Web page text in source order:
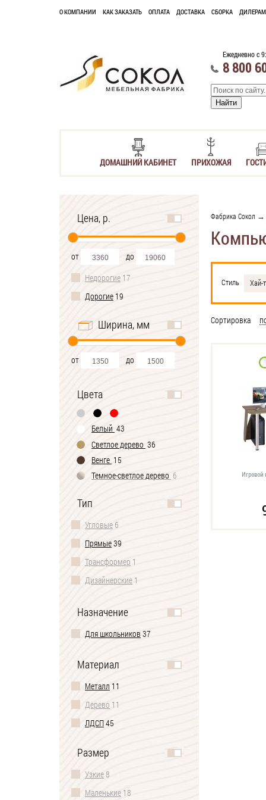
О КОМПАНИИ КАК ЗАКАЗАТЬ ОПЛАТА ДОСТАВКА СБОРКА ДИЛЕРАМ
Ежедневно с
8 800
ДОМАШНИЙ КАБИНЕТ ПРИХОЖАЯ
Цена, р.
от
до
Недорогие 17
Дорогие 19
Ширина, мм
от до
Цвета
Белый 43
Светлое дерево 36
Венге 15
Темное-cветлое дерево 6
Тип
Угловые 6
Прямые39
Трансформер 1
Дизайнерские 1
Назначение
Для школьников 37
Материал
Металл 11
Дерево 11
ЛДСП45
Размер
Узкие8
Маленькие 18
Фабрика Сокол →
Стиль Хай-
Сортировка